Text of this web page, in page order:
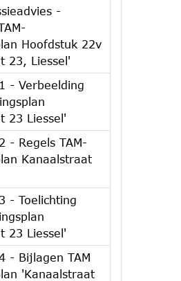
-
Hoofdstuk 22v
23, Liessel'
- Verbeelding
23 Liessel'
- Regels TAM-
Kanaalstraat
- Toelichting
23 Liessel'
- Bijlagen TAM
'Kanaalstraat